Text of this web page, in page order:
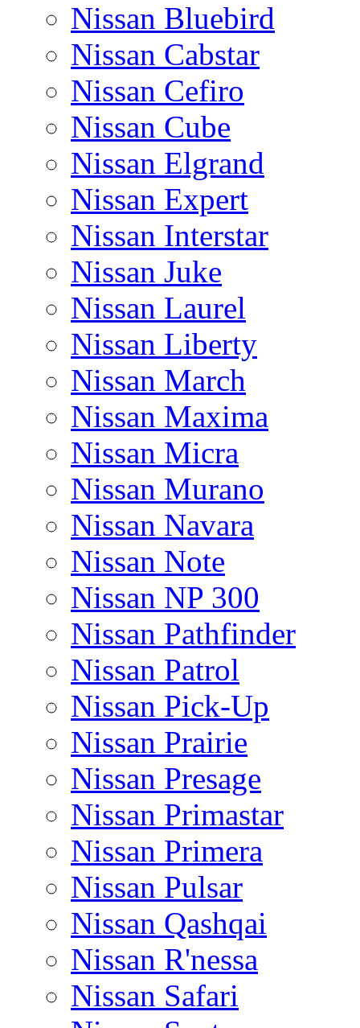
Nissan Bluebird
Nissan Cabstar
Nissan Cefiro
Nissan Cube
Nissan Elgrand
Nissan Expert
Nissan Interstar
Nissan Juke
Nissan Laurel
Nissan Liberty
Nissan March
Nissan Maxima
Nissan Micra
Nissan Murano
Nissan Navara
Nissan Note
Nissan NP 300
Nissan Pathfinder
Nissan Patrol
Nissan Pick-Up
Nissan Prairie
Nissan Presage
Nissan Primastar
Nissan Primera
Nissan Pulsar
Nissan Qashqai
Nissan R'nessa
Nissan Safari